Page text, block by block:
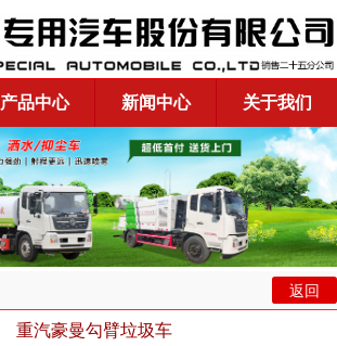
产品中心 新闻中心 关于我们
返回
重汽豪曼勾臂垃圾车